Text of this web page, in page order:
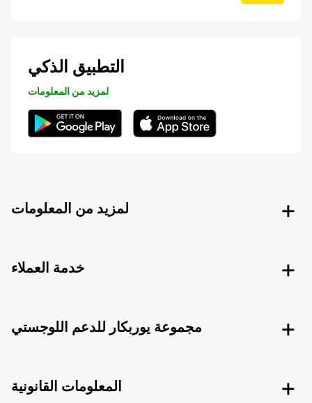
التطبيق الذكي
لمزيد من المعلومات
لمزيد من المعلومات
خدمة العملاء
مجموعة يوربكار للدعم اللوجستي
المعلومات القانونية